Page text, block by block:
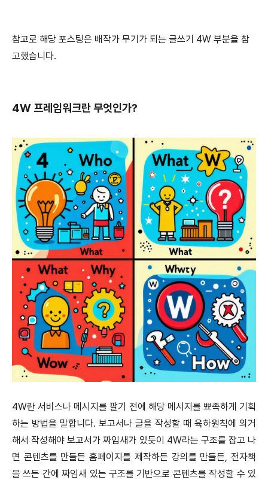
참고로 해당 포스팅은 배작가 무기가 되는 글쓰기 4W 부분을 참
고했습니다.
4W 프레임워크란 무엇인가?
4W란 서비스나 메시지를 팔기 전에 해당 메시지를 뾰족하게 기획
하는 방법을 말합니다. 보고서나 글을 작성할 때 육하원칙에 의거
해서 작성해야 보고서가 짜임새가 있듯이 4W라는 구조를 잡고 나
면 콘텐츠를 만들든 홈페이지를 제작하든 강의를 만들든, 전자책
을 쓰든 간에 짜임새 있는 구조를 기반으로 콘텐츠를 작성할 수 있